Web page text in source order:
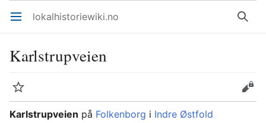
Åpne hovedmenyen lokalhistoriewiki.no Søk
Karlstrupveien
Overvåk
Rediger
Karlstrupveien på Folkenborg i Indre Østfold